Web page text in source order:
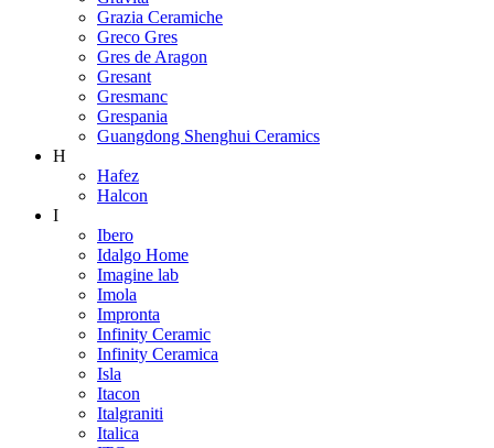
Grazia Ceramiche
Greco Gres
Gres de Aragon
Gresant
Gresmanc
Grespania
Guangdong Shenghui Ceramics
H
Hafez
Halcon
I
Ibero
Idalgo Home
Imagine lab
Imola
Impronta
Infinity Ceramic
Infinity Ceramica
Isla
Itacon
Italgraniti
Italica